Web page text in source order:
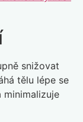
snižovat
tělu lépe se
minimalizuje